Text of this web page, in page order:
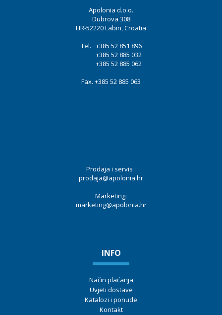
Apolonia d.o.o.
Dubrova 308
HR-52220 Labin, Croatia
Tel. +385 52 851 896
+385 52 885 032
+385 52 885 062
Fax. +385 52 885 063
Prodaja i servis :
prodaja@apolonia.hr
Marketing:
marketing@apolonia.hr
INFO
Način plaćanja
Uvjeti dostave
Katalozi i ponude
Kontakt